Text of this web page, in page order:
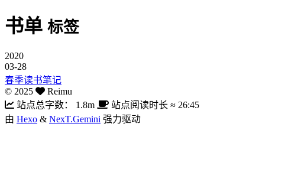
书单 标签
2020
03-28
春季读书笔记
© 2025
Reimu
站点总字数：
1.8m 站点阅读时长 ≈ 26:45
由 Hexo & NexT.Gemini 强力驱动